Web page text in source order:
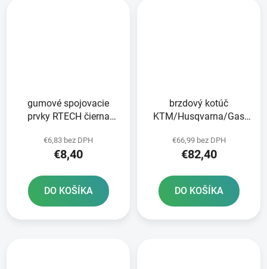
gumové spojovacie
prvky RTECH čierna
€6,83 bez DPH
€8,40
DO KOŠÍKA
brzdový kotúč
KTM/Husqvarna/Gas
€66,99 bez DPH
€82,40
DO KOŠÍKA